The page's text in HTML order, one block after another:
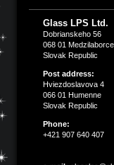
Glass LPS Ltd.
Dobrianskeho 56
068 01 Medzilaborce
Slovak Republic
Post address:
Hviezdoslavova 4
066 01 Humenne
Slovak Republic
Phone:
+421 907 640 407